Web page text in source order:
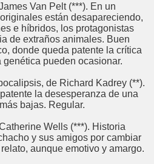
Van Pelt (***). En un
están desapareciendo,
e híbridos, los protagonistas
de extraños animales. Buen
donde queda patente la crítica
pueden ocasionar.
de Richard Kadrey (**).
la desesperanza de una
bajas. Regular.
Wells (***). Historia
y sus amigos por cambiar
aunque emotivo y amargo.